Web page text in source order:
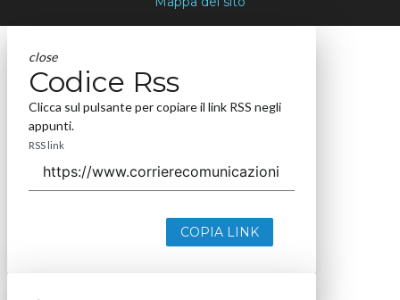
close
Codice Rss
Clicca sul pulsante per copiare il link RSS negli
appunti.
RSS link
COPIA LINK